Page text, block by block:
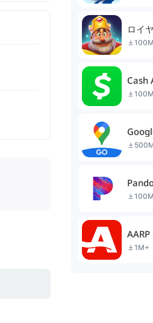
ロイ
Cash
1M+